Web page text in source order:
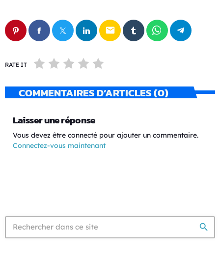
email
RATE IT
COMMENTAIRES D’ARTICLES (0)
Laisser une réponse
Vous devez être connecté pour ajouter un commentaire.
Connectez-vous maintenant
search